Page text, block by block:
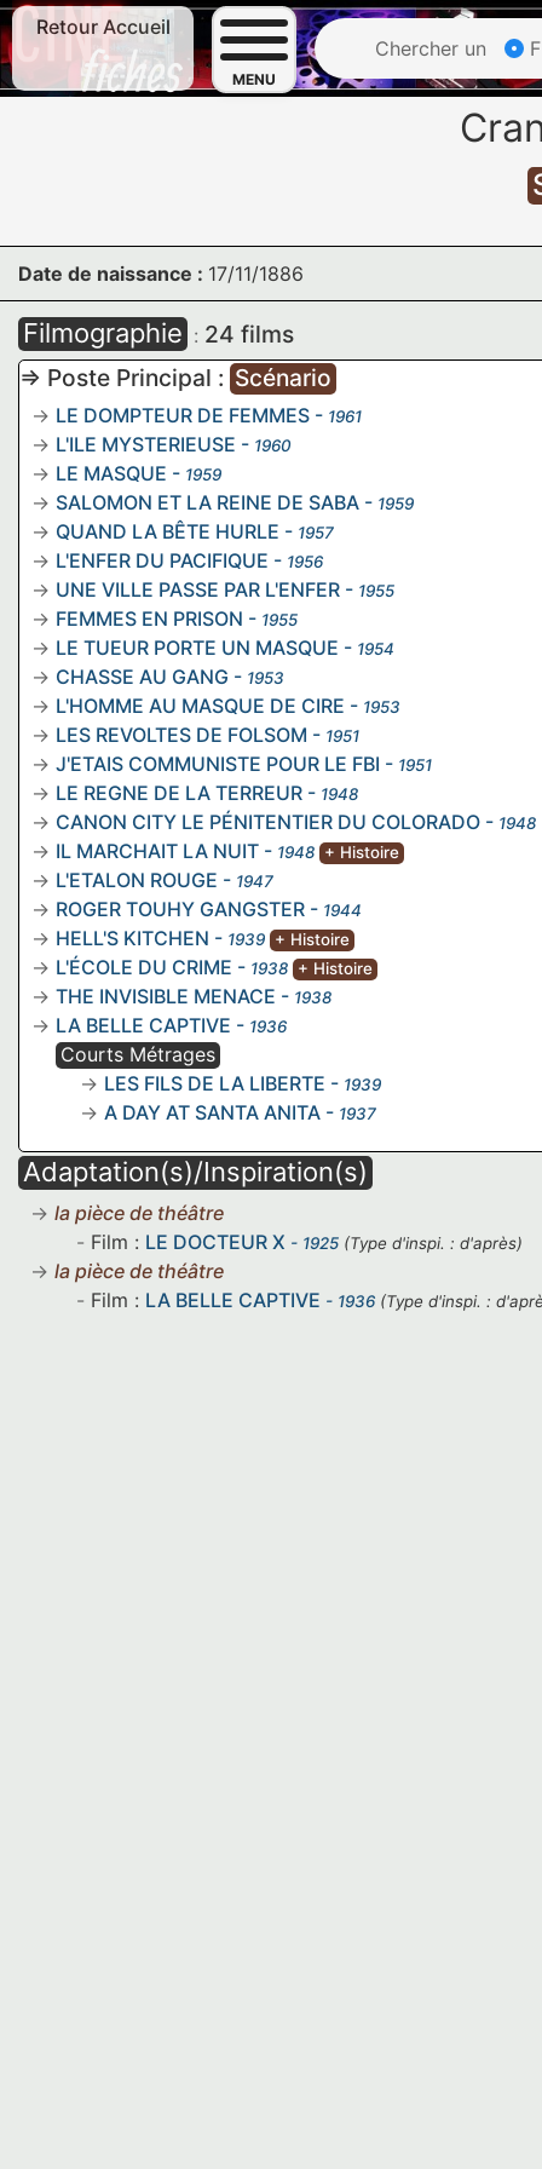
Retour Accueil
MENU
Chercher un
Date de naissance : 17/11/1886
Filmographie : 24 films
=> Poste Principal : Scénario
LE DOMPTEUR DE FEMMES - 1961
L'ILE MYSTERIEUSE - 1960
LE MASQUE - 1959
SALOMON ET LA REINE DE SABA - 1959
QUAND LA BÊTE HURLE - 1957
L'ENFER DU PACIFIQUE - 1956
UNE VILLE PASSE PAR L'ENFER - 1955
FEMMES EN PRISON - 1955
LE TUEUR PORTE UN MASQUE - 1954
CHASSE AU GANG - 1953
L'HOMME AU MASQUE DE CIRE - 1953
LES REVOLTES DE FOLSOM - 1951
J'ETAIS COMMUNISTE POUR LE FBI - 1951
LE REGNE DE LA TERREUR - 1948
CANON CITY LE PÉNITENTIER DU COLORADO - 1948
IL MARCHAIT LA NUIT - 1948 + Histoire
L'ETALON ROUGE - 1947
ROGER TOUHY GANGSTER - 1944
HELL'S KITCHEN - 1939 + Histoire
L'ÉCOLE DU CRIME - 1938 + Histoire
THE INVISIBLE MENACE - 1938
LA BELLE CAPTIVE - 1936
Courts Métrages
LES FILS DE LA LIBERTE - 1939
A DAY AT SANTA ANITA - 1937
Adaptation(s)/Inspiration(s)
la pièce de théâtre
Film : LE DOCTEUR X - 1925 (Type d'inspi. : d'après)
la pièce de théâtre
Film : LA BELLE CAPTIVE - 1936 (Type d'inspi. :